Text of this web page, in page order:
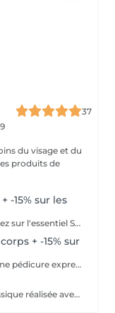
37
du visage et du
produits de
-15% sur les
Pour être parfaite de la tête aux pieds, misez sur l'essentiel Soin du visage Bora Bora ( gommage et massage à l'huile de coco) Une pédicure express au choix rape ou trempage + Coupe et limage des ongles -15 % Sur toutes vos épilations ( à rajouter à votre RDV) Pour plus de précision, n'hésitez pas whatsapp, SMS ou appel au 661 555 858
+ -15% sur
Pour une peau propre, nette et soyeuse Une pédicure express au choix rape ou trempage + Coupe et limage des ongles Un gommage du corps (Monoï ou coco) parfait pour préparer la peau au bronzage -15 % Sur toutes vos épilations ( à rajouter à votre RDV) Pour plus de précision, n'hésitez pas whatsapp, SMS ou appel au 661 555 858
Ligne supérieure & inférieure Epilation classique réalisée avec une cire professionnelle.